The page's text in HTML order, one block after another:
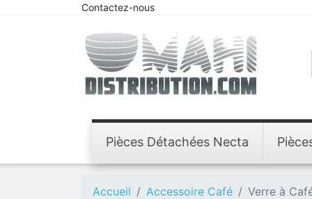
Contactez-nous
Pièces Détachées Necta
Accueil Accessoire Café Verre à